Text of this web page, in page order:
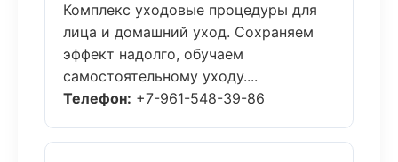
Комплекс уходовые процедуры для
лица и домашний уход. Сохраняем
эффект надолго, обучаем
самостоятельному уходу....
Телефон: +7-961-548-39-86